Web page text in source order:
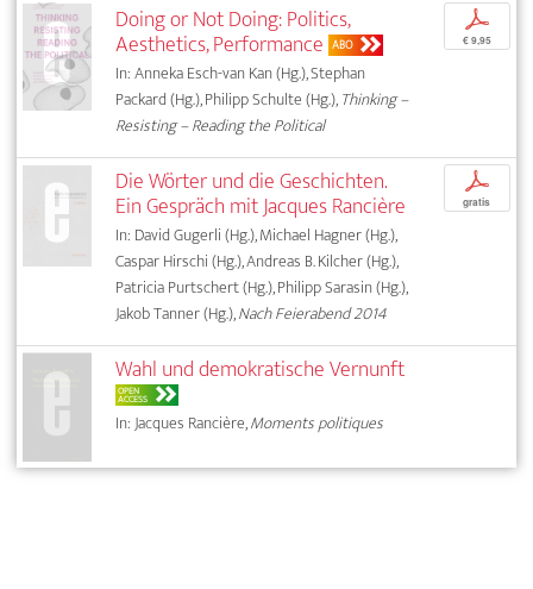
Doing or Not Doing: Politics,
Aesthetics, Performance ABO
In: Anneka Esch-van Kan (Hg.), Stephan
Packard (Hg.), Philipp Schulte (Hg.),Thinking –
Resisting – Reading the Political
p
€ 9,95
Die Wörter und die Geschichten.
Ein Gespräch mit Jacques Rancière
In: David Gugerli (Hg.), Michael Hagner (Hg.),
Caspar Hirschi (Hg.), Andreas B. Kilcher (Hg.),
Patricia Purtschert (Hg.), Philipp Sarasin (Hg.),
Jakob Tanner (Hg.),Nach Feierabend 2014
p
gratis
Wahl und demokratische Vernunft
OPEN
ACCESS
In: Jacques Rancière,Moments politiques